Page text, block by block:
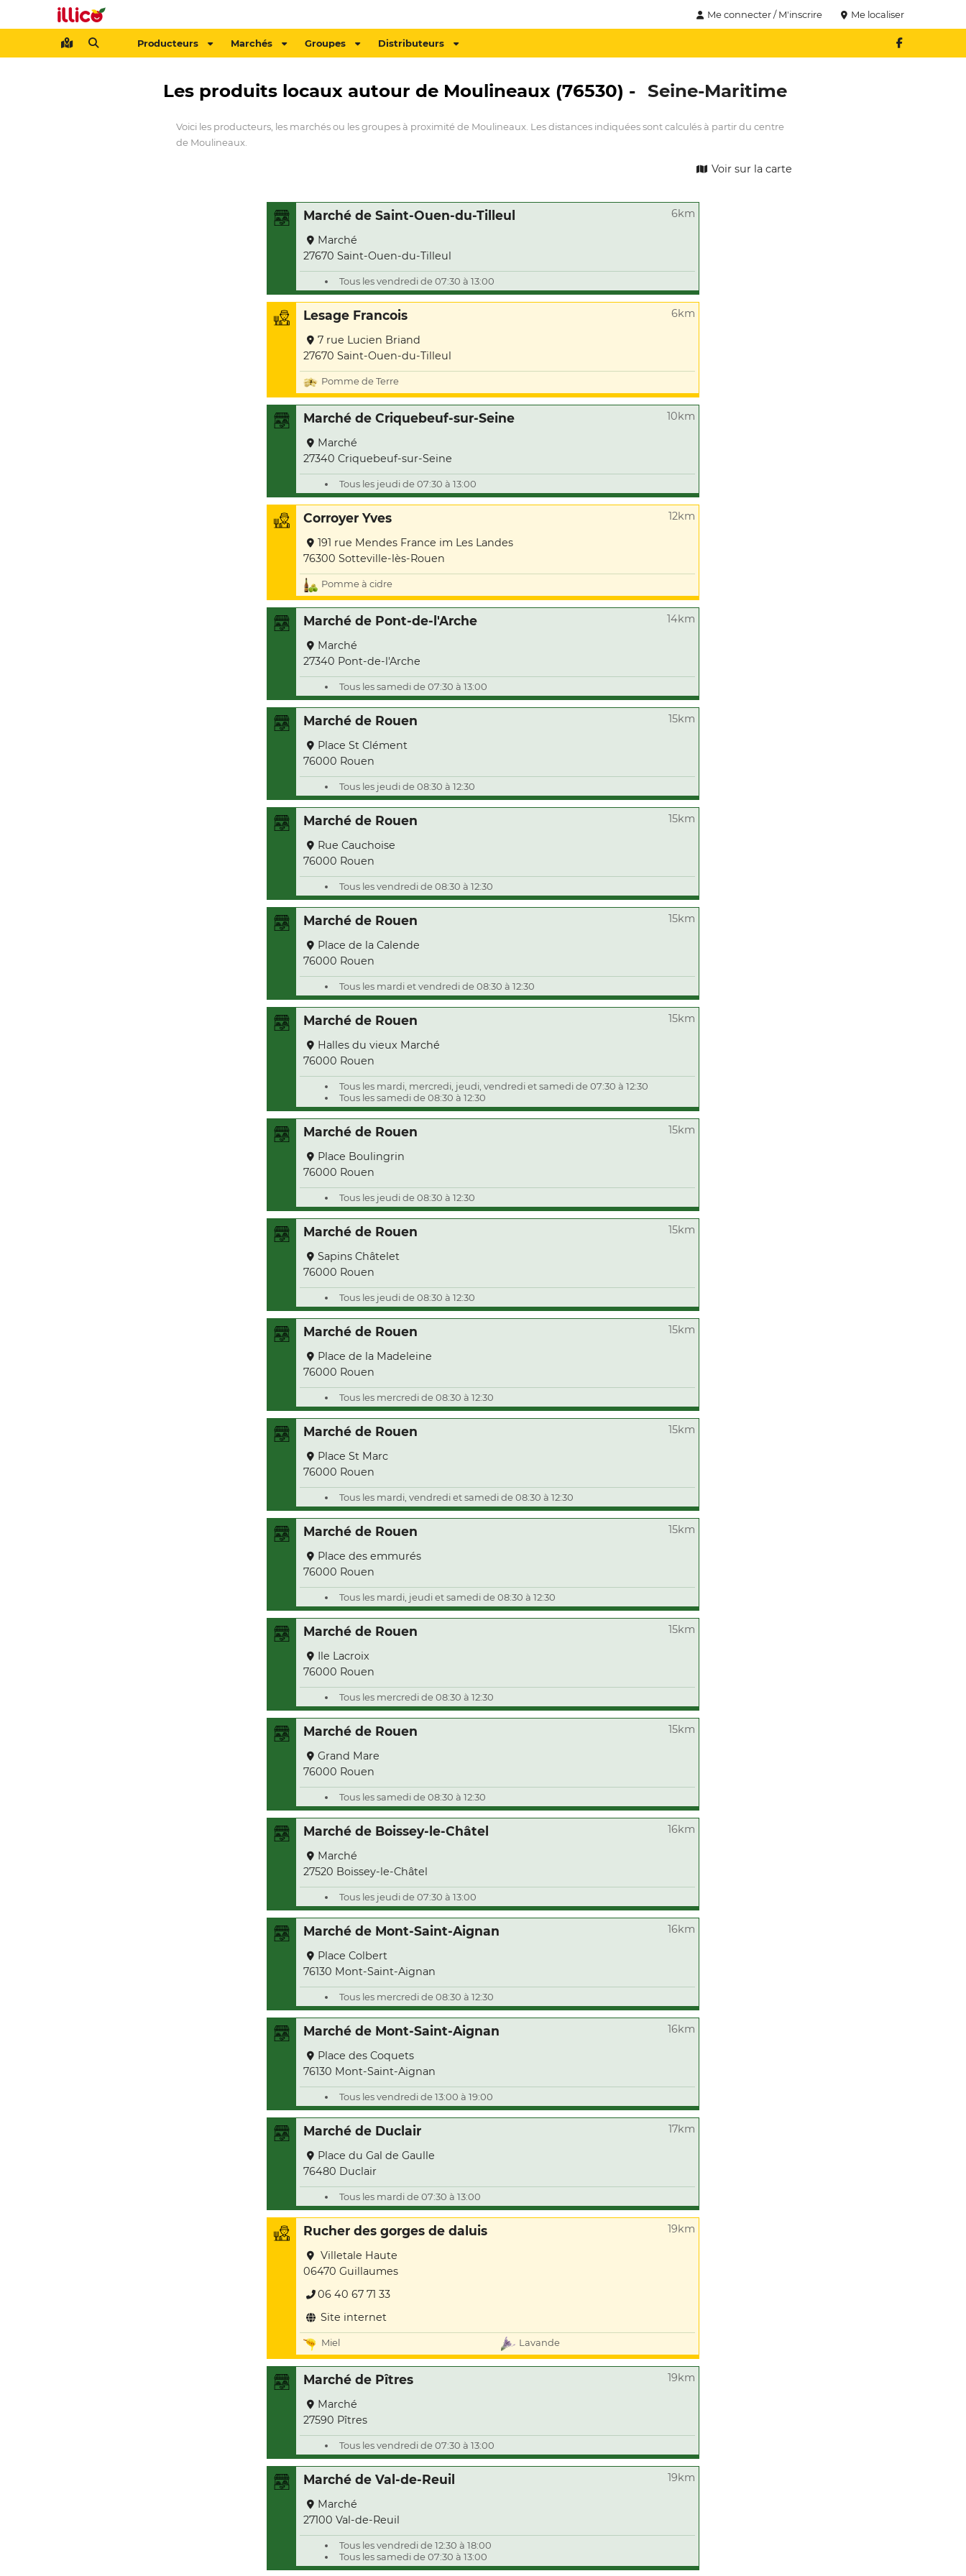
Me connecter / M'inscrire Me localiser
Producteurs Marchés Groupes Distributeurs
Les produits locaux autour de Moulineaux (76530) - Seine-Maritime
Voici les producteurs, les marchés ou les groupes à proximité de Moulineaux. Les distances indiquées sont calculés à partir du centre
de Moulineaux.
Voir sur la carte
Marché de Saint-Ouen-du-Tilleul 6km
Marché
27670 Saint-Ouen-du-Tilleul
Tous les vendredi de 07:30 à 13:00
Lesage Francois 6km
7 rue Lucien Briand
27670 Saint-Ouen-du-Tilleul
Pomme de Terre
Marché de Criquebeuf-sur-Seine 10km
Marché
27340 Criquebeuf-sur-Seine
Tous les jeudi de 07:30 à 13:00
Corroyer Yves 12km
191 rue Mendes France im Les Landes
76300 Sotteville-lès-Rouen
Pomme à cidre
Marché de Pont-de-l'Arche 14km
Marché
27340 Pont-de-l'Arche
Tous les samedi de 07:30 à 13:00
Marché de Rouen 15km
Place St Clément
76000 Rouen
Tous les jeudi de 08:30 à 12:30
Marché de Rouen 15km
Rue Cauchoise
76000 Rouen
Tous les vendredi de 08:30 à 12:30
Marché de Rouen 15km
Place de la Calende
76000 Rouen
Tous les mardi et vendredi de 08:30 à 12:30
Marché de Rouen 15km
Halles du vieux Marché
76000 Rouen
Tous les mardi, mercredi, jeudi, vendredi et samedi de 07:30 à 12:30
Tous les samedi de 08:30 à 12:30
Marché de Rouen 15km
Place Boulingrin
76000 Rouen
Tous les jeudi de 08:30 à 12:30
Marché de Rouen 15km
Sapins Châtelet
76000 Rouen
Tous les jeudi de 08:30 à 12:30
Marché de Rouen 15km
Place de la Madeleine
76000 Rouen
Tous les mercredi de 08:30 à 12:30
Marché de Rouen 15km
Place St Marc
76000 Rouen
Tous les mardi, vendredi et samedi de 08:30 à 12:30
Marché de Rouen 15km
Place des emmurés
76000 Rouen
Tous les mardi, jeudi et samedi de 08:30 à 12:30
Marché de Rouen 15km
Ile Lacroix
76000 Rouen
Tous les mercredi de 08:30 à 12:30
Marché de Rouen 15km
Grand Mare
76000 Rouen
Tous les samedi de 08:30 à 12:30
Marché de Boissey-le-Châtel 16km
Marché
27520 Boissey-le-Châtel
Tous les jeudi de 07:30 à 13:00
Marché de Mont-Saint-Aignan 16km
Place Colbert
76130 Mont-Saint-Aignan
Tous les mercredi de 08:30 à 12:30
Marché de Mont-Saint-Aignan 16km
Place des Coquets
76130 Mont-Saint-Aignan
Tous les vendredi de 13:00 à 19:00
Marché de Duclair 17km
Place du Gal de Gaulle
76480 Duclair
Tous les mardi de 07:30 à 13:00
Rucher des gorges de daluis 19km
Villetale Haute
06470 Guillaumes
06 40 67 71 33
Site internet
Miel Lavande
Marché de Pîtres 19km
Marché
27590 Pîtres
Tous les vendredi de 07:30 à 13:00
Marché de Val-de-Reuil 19km
Marché
27100 Val-de-Reuil
Tous les vendredi de 12:30 à 18:00
Tous les samedi de 07:30 à 13:00